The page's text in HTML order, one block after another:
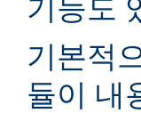
기능도
기본적
듈이 내